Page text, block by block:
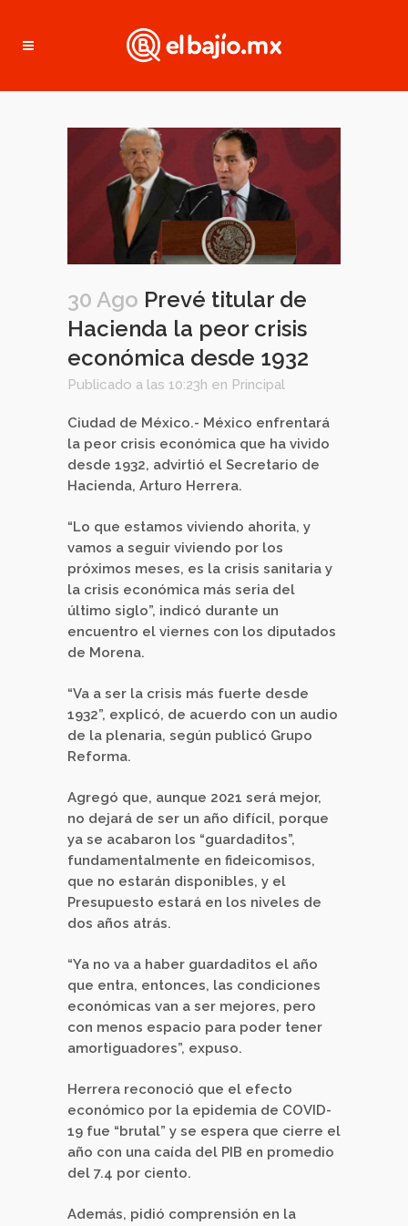
30 Ago Prevé titular de
Hacienda la peor crisis
económica desde 1932
Publicado a las 10:23h en Principal
Ciudad de México.- México enfrentará
la peor crisis económica que ha vivido
desde 1932, advirtió el Secretario de
Hacienda, Arturo Herrera.
“Lo que estamos viviendo ahorita, y
vamos a seguir viviendo por los
próximos meses, es la crisis sanitaria y
la crisis económica más seria del
último siglo”, indicó durante un
encuentro el viernes con los diputados
de Morena.
“Va a ser la crisis más fuerte desde
1932”, explicó, de acuerdo con un audio
de la plenaria, según publicó Grupo
Reforma.
Agregó que, aunque 2021 será mejor,
no dejará de ser un año difícil, porque
ya se acabaron los “guardaditos”,
fundamentalmente en fideicomisos,
que no estarán disponibles, y el
Presupuesto estará en los niveles de
dos años atrás.
“Ya no va a haber guardaditos el año
que entra, entonces, las condiciones
económicas van a ser mejores, pero
con menos espacio para poder tener
amortiguadores”, expuso.
Herrera reconoció que el efecto
económico por la epidemia de COVID-
19 fue “brutal” y se espera que cierre el
año con una caída del PIB en promedio
del 7.4 por ciento.
Además, pidió comprensión en la